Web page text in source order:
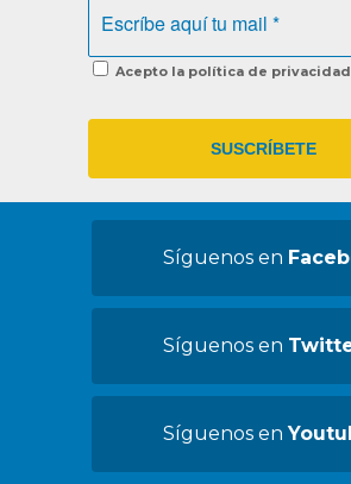
Acepto la política de privacidad
Síguenos en
Síguenos en
Síguenos en